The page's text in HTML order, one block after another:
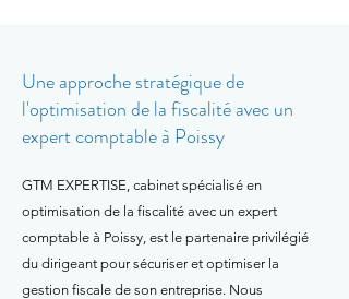
Une approche stratégique de
l'optimisation de la fiscalité avec un
expert comptable à Poissy
GTM EXPERTISE, cabinet spécialisé en
optimisation de la fiscalité avec un expert
comptable à Poissy, est le partenaire privilégié
du dirigeant pour sécuriser et optimiser la
gestion fiscale de son entreprise. Nous